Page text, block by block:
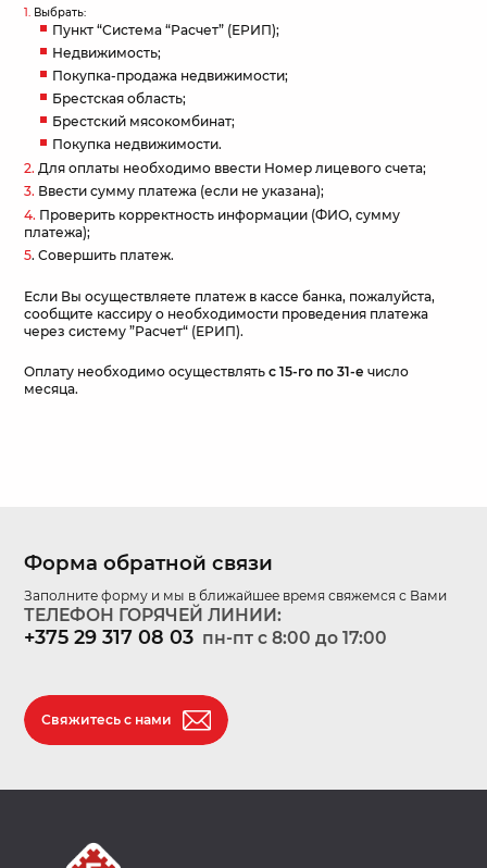
1. Выбрать:
Пункт “Система “Расчет” (ЕРИП);
Недвижимость;
Покупка-продажа недвижимости;
Брестская область;
Брестский мясокомбинат;
Покупка недвижимости.
2. Для оплаты необходимо ввести Номер лицевого счета;
3. Ввести сумму платежа (если не указана);
4. Проверить корректность информации (ФИО, сумму
платежа);
5. Совершить платеж.
Если Вы осуществляете платеж в кассе банка, пожалуйста,
сообщите кассиру о необходимости проведения платежа
через систему ”Расчет“ (ЕРИП).
Оплату необходимо осуществлять с 15-го по 31-е число
месяца.
Форма обратной связи
Заполните форму и мы в ближайшее время свяжемся с Вами
ТЕЛЕФОН ГОРЯЧЕЙ ЛИНИИ:
+375 29 317 08 03 пн-пт c 8:00 до 17:00
Свяжитесь с нами